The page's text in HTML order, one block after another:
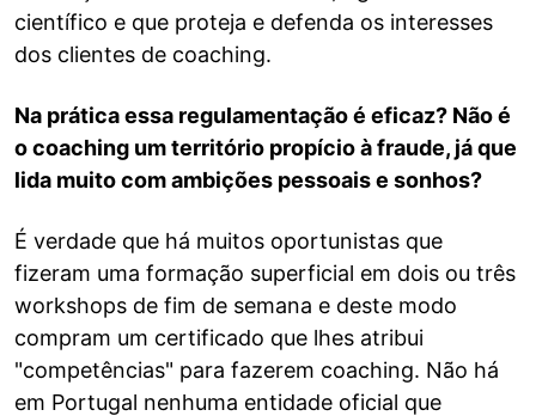
científico e que proteja e defenda os interesses
dos clientes de coaching.
Na prática essa regulamentação é eficaz? Não é
o coaching um território propício à fraude, já que
lida muito com ambições pessoais e sonhos?
É verdade que há muitos oportunistas que
fizeram uma formação superficial em dois ou três
workshops de fim de semana e deste modo
compram um certificado que lhes atribui
"competências" para fazerem coaching. Não há
em Portugal nenhuma entidade oficial que